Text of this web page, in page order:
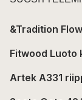
&Tradition
Fitwood Luoto
Artek A331